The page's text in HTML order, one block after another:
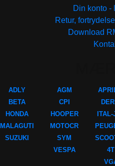
Din konto -
Retur,
Download
ADLY
BETA
HONDA
MALAGUTI
SUZUKI
AGM
CPI
HOOPER
MOTOCR
SYM
VESPA
4T